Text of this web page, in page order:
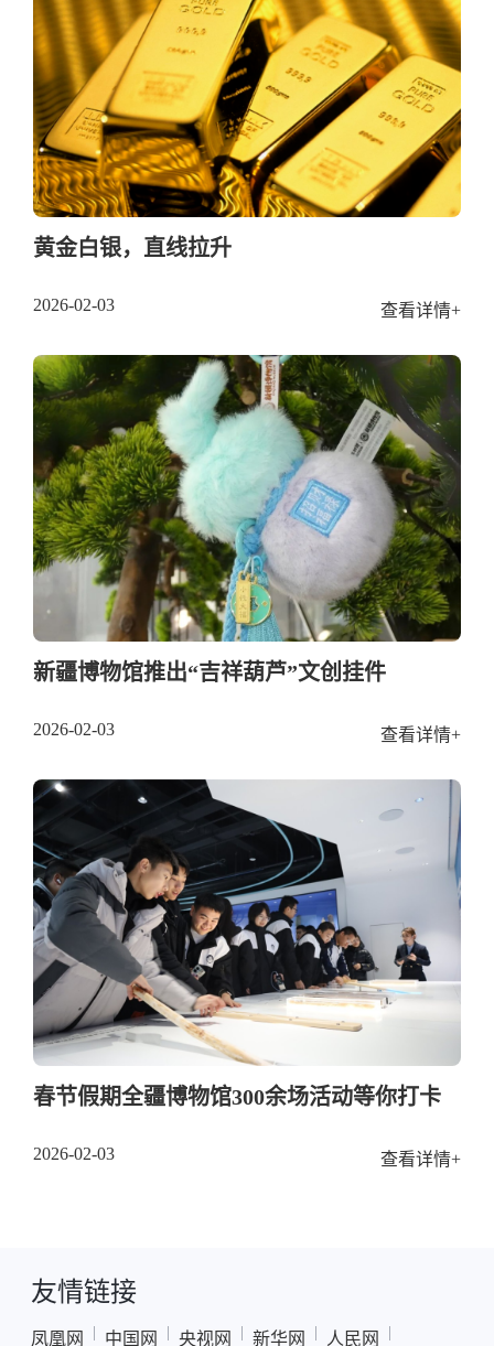
黄金白银，直线拉升
2026-02-03 查看详情+
新疆博物馆推出“吉祥葫芦”文创挂件
2026-02-03 查看详情+
春节假期全疆博物馆300余场活动等你打卡
2026-02-03 查看详情+
友情链接
凤凰网 | 中国网 | 央视网 | 新华网 | 人民网 |